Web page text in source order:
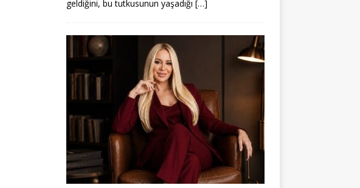
geldiğini, bu tutkusunun yaşadığı […]